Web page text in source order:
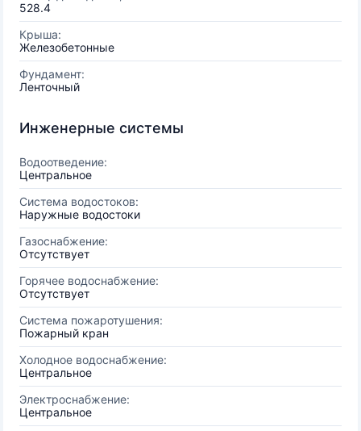
528.4
Крыша:
Железобетонные
Фундамент:
Ленточный
Инженерные системы
Водоотведение:
Центральное
Система водостоков:
Наружные водостоки
Газоснабжение:
Отсутствует
Горячее водоснабжение:
Отсутствует
Система пожаротушения:
Пожарный кран
Холодное водоснабжение:
Центральное
Электроснабжение:
Центральное